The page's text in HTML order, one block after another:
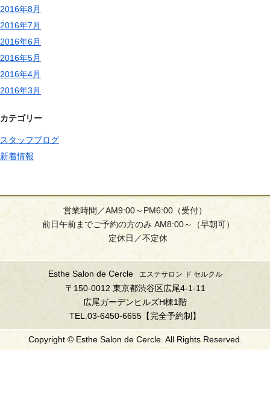
2016年8月
2016年7月
2016年6月
2016年5月
2016年4月
2016年3月
カテゴリー
スタッフブログ
新着情報
営業時間／AM9:00～PM6:00（受付）
前日午前までご予約の方のみ AM8:00～（早朝可）
定休日／不定休
Esthe Salon de Cercle エステサロン ド セルクル
〒150-0012 東京都渋谷区広尾4-1-11
広尾ガーデンヒルズH棟1階
TEL.03-6450-6655【完全予約制】
Copyright © Esthe Salon de Cercle. All Rights Reserved.